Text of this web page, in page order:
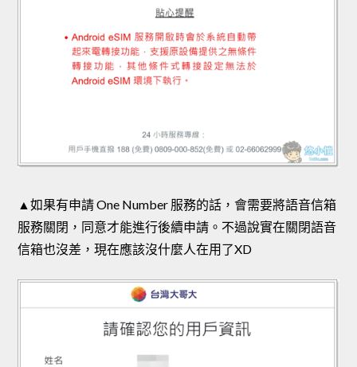
▲如果有申請 One Number 服務的話，會需要將語音信箱
服務關閉，同意才能進行後續申請。不過說實在關閉語音
信箱也沒差，現在應該沒什麼人在用了XD